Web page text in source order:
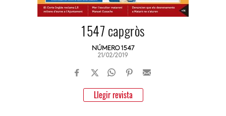
1547 capgròs
NÚMERO 1547
21/02/2019
Llegir revista